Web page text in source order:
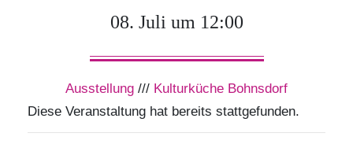
08. Juli um 12:00
Ausstellung /// Kulturküche Bohnsdorf
Diese Veranstaltung hat bereits stattgefunden.